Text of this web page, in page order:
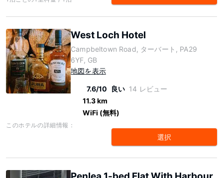
West Loch Hotel
Campbeltown Road, ターバート, PA29
6YF, GB
地図を表示
7.6/10 良い 14 レビュー
11.3 km
WiFi (無料)
このホテルの詳細情報：
選択